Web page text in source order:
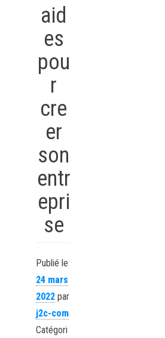
aid
es
pou
r
cre
er
son
entr
epri
se
Publié le
24 mars
2022par
j2c-com
Catégori